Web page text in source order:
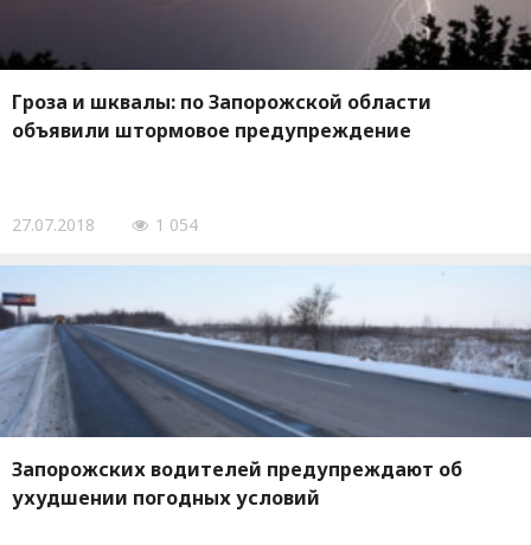
Гроза и шквалы: по Запорожской области
объявили штормовое предупреждение
27.07.2018 1 054
Запорожских водителей предупреждают об
ухудшении погодных условий